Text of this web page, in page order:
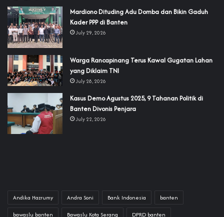
‎Mardiono Dituding Adu Domba dan Bikin Gaduh
Kader PPP di Banten
July 29, 2026
‎Warga Rancapinang Terus Kawal Gugatan Lahan
yang Diklaim TNI‎‎
July 28, 2026
‎Kasus Demo Agustus 2025, 9 Tahanan Politik di
Banten Divonis Penjara
July 22, 2026
Andika Hazrumy Andra Soni Bank Indonesia banten
bawaslu banten Bawaslu Kota Serang DPRD banten